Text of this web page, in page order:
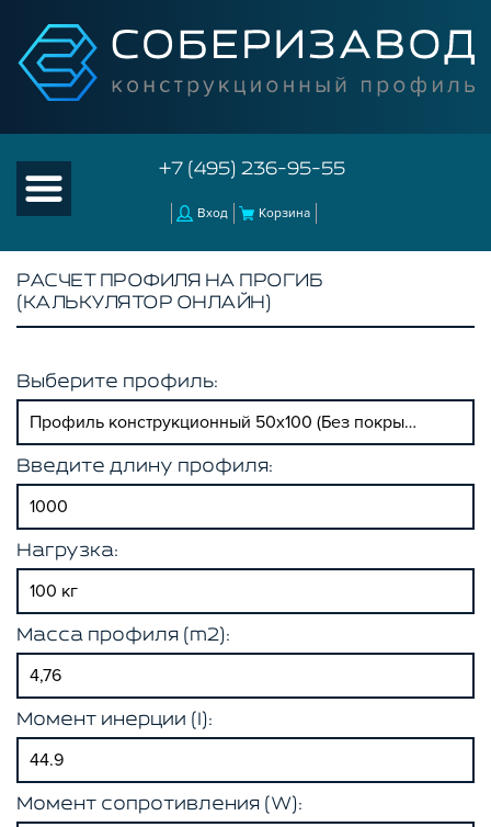
+7 (495) 236-95-55
Вход Корзина
РАСЧЕТ ПРОФИЛЯ НА ПРОГИБ
(КАЛЬКУЛЯТОР ОНЛАЙН)
Выберите профиль:
Профиль конструкционный 50х100 (Без покрытия)
Введите длину профиля:
Нагрузка:
Масса профиля (m2):
Момент инерции (I):
Момент сопротивления (W):